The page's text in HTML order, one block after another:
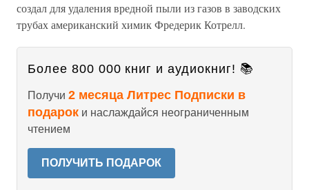
создал для удаления вредной пыли из газов в заводских
трубах американский химик Фредерик Котрелл.
Более 800 000 книг и аудиокниг! 📚
Получи 2 месяца Литрес Подписки в
подарок и наслаждайся неограниченным
чтением
ПОЛУЧИТЬ ПОДАРОК